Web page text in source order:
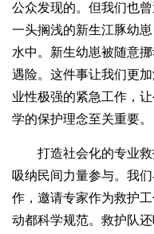
公众发现的。但我们也
一头搁浅的新生江豚幼
水中。新生幼崽被随意
遇险。这件事让我们更
业性极强的紧急工作，
学的保护理念至关重要。
打造社会化的专业救
吸纳民间力量参与。我
作，邀请专家作为救护
动都科学规范。救护队